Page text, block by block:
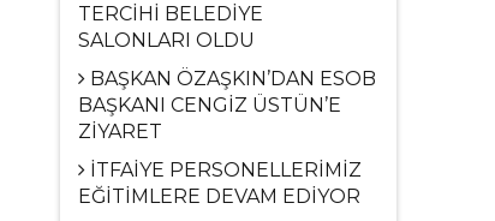
TERCİHİ BELEDİYE
SALONLARI OLDU
BAŞKAN ÖZAŞKIN’DAN ESOB
BAŞKANI CENGİZ ÜSTÜN’E
ZİYARET
İTFAİYE PERSONELLERİMİZ
EĞİTİMLERE DEVAM EDİYOR